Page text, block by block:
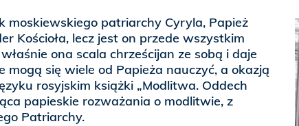
moskiewskiego patriarchy Cyryla, Papież
Kościoła, lecz jest on przede wszystkim
ona scala chrześcijan ze sobą i daje
mogą się wiele od Papieża nauczyć, a okazją
rosyjskim książki „Modlitwa. Oddech
papieskie rozważania o modlitwie, z
Patriarchy.